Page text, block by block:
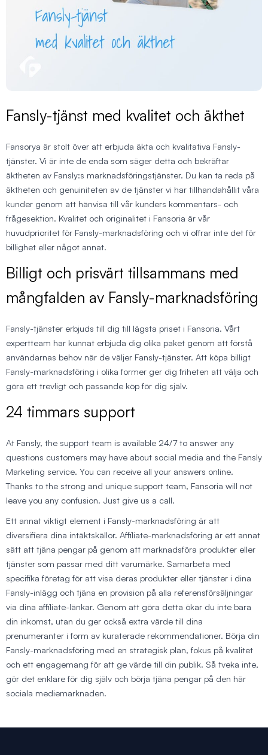
Fansly-tjänst med kvalitet och äkthet
Fansorya är stolt över att erbjuda äkta och kvalitativa Fansly-
tjänster. Vi är inte de enda som säger detta och bekräftar
äktheten av Fansly:s marknadsföringstjänster. Du kan ta reda på
äktheten och genuiniteten av de tjänster vi har tillhandahållit våra
kunder genom att hänvisa till vår kunders kommentars- och
frågesektion. Kvalitet och originalitet i Fansoria är vår
huvudprioritet för Fansly-marknadsföring och vi offrar inte det för
billighet eller något annat.
Billigt och prisvärt tillsammans med
mångfalden av Fansly-marknadsföring
Fansly-tjänster erbjuds till dig till lägsta priset i Fansoria. Vårt
expertteam har kunnat erbjuda dig olika paket genom att förstå
användarnas behov när de väljer Fansly-tjänster. Att köpa billigt
Fansly-marknadsföring i olika former ger dig friheten att välja och
göra ett trevligt och passande köp för dig själv.
24 timmars support
At Fansly, the support team is available 24/7 to answer any
questions customers may have about social media and the Fansly
Marketing service. You can receive all your answers online.
Thanks to the strong and unique support team, Fansoria will not
leave you any confusion. Just give us a call.
Ett annat viktigt element i Fansly-marknadsföring är att
diversifiera dina intäktskällor. Affiliate-marknadsföring är ett annat
sätt att tjäna pengar på genom att marknadsföra produkter eller
tjänster som passar med ditt varumärke. Samarbeta med
specifika företag för att visa deras produkter eller tjänster i dina
Fansly-inlägg och tjäna en provision på alla referensförsäljningar
via dina affiliate-länkar. Genom att göra detta ökar du inte bara
din inkomst, utan du ger också extra värde till dina
prenumeranter i form av kuraterade rekommendationer. Börja din
Fansly-marknadsföring med en strategisk plan, fokus på kvalitet
och ett engagemang för att ge värde till din publik. Så tveka inte,
gör det enklare för dig själv och börja tjäna pengar på den här
sociala mediemarknaden.